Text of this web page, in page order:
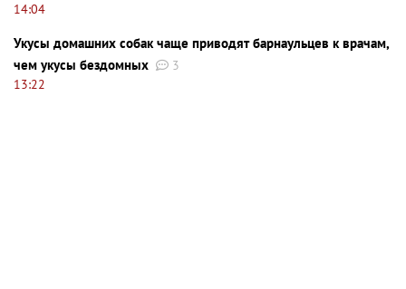
14:04
Укусы домашних собак чаще приводят барнаульцев к врачам,
чем укусы бездомных
3
13:22